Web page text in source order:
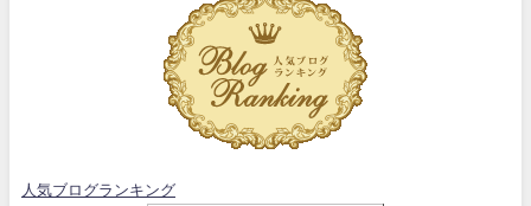
人気ブログランキング